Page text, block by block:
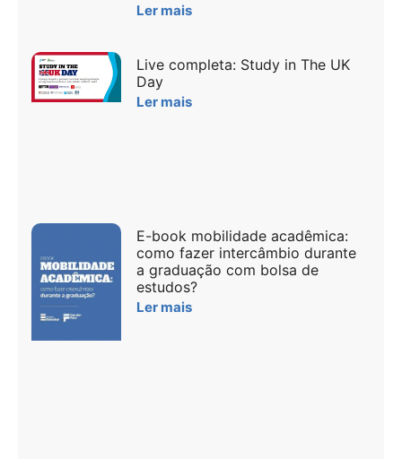
Ler mais
Live completa: Study in The UK
Day
Ler mais
E-book mobilidade acadêmica:
como fazer intercâmbio durante
a graduação com bolsa de
estudos?
Ler mais